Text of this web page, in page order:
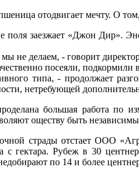
отодвигает мечту. О
поля заезжает «Джон Дир».
мы не делаем, - говорит
посеяли,
типа, - продолжает
нетребующей
большая работа по
оществу быть
страды отстает ООО
с гектара. Рубеж в 30
по 14 и более